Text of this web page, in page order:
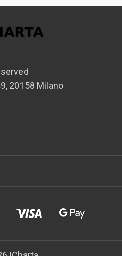
20158 Milano